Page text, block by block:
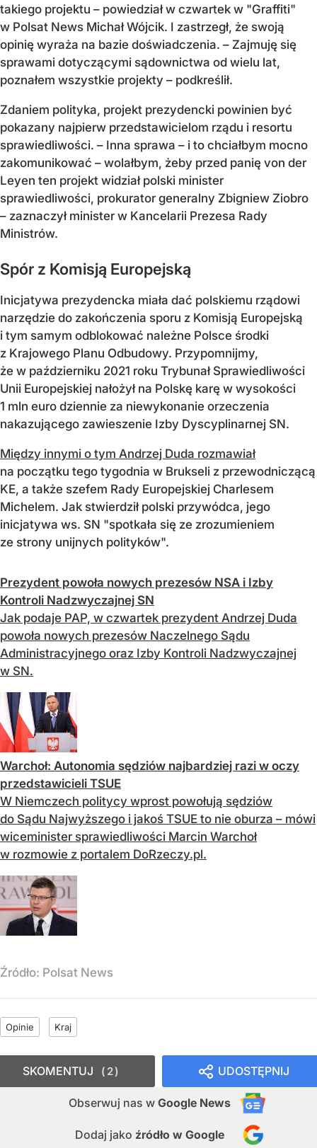
takiego projektu – powiedział w czwartek w "Graffiti"
w Polsat News Michał Wójcik. I zastrzegł, że swoją
opinię wyraża na bazie doświadczenia. – Zajmuję się
sprawami dotyczącymi sądownictwa od wielu lat,
poznałem wszystkie projekty – podkreślił.
Zdaniem polityka, projekt prezydencki powinien być
pokazany najpierw przedstawicielom rządu i resortu
sprawiedliwości. – Inna sprawa – i to chciałbym mocno
zakomunikować – wolałbym, żeby przed panię von der
Leyen ten projekt widział polski minister
sprawiedliwości, prokurator generalny Zbigniew Ziobro
– zaznaczył minister w Kancelarii Prezesa Rady
Ministrów.
Spór z Komisją Europejską
Inicjatywa prezydencka miała dać polskiemu rządowi
narzędzie do zakończenia sporu z Komisją Europejską
i tym samym odblokować należne Polsce środki
z Krajowego Planu Odbudowy. Przypomnijmy,
że w październiku 2021 roku Trybunał Sprawiedliwości
Unii Europejskiej nałożył na Polskę karę w wysokości
1 mln euro dziennie za niewykonanie orzeczenia
nakazującego zawieszenie Izby Dyscyplinarnej SN.
Między innymi o tym Andrzej Duda rozmawiał
na początku tego tygodnia w Brukseli z przewodniczącą
KE, a także szefem Rady Europejskiej Charlesem
Michelem. Jak stwierdził polski przywódca, jego
inicjatywa ws. SN "spotkała się ze zrozumieniem
ze strony unijnych polityków".
Prezydent powoła nowych prezesów NSA i Izby
Kontroli Nadzwyczajnej SN
Jak podaje PAP, w czwartek prezydent Andrzej Duda
powoła nowych prezesów Naczelnego Sądu
Administracyjnego oraz Izby Kontroli Nadzwyczajnej
w SN.
Warchoł: Autonomia sędziów najbardziej razi w oczy
przedstawicieli TSUE
W Niemczech politycy wprost powołują sędziów
do Sądu Najwyższego i jakoś TSUE to nie oburza – mówi
wiceminister sprawiedliwości Marcin Warchoł
w rozmowie z portalem DoRzeczy.pl.
Źródło: Polsat News
Opinie Kraj
UDOSTĘPNIJ
Obserwuj nas w Google News
Dodaj jako źródło w Google
SKOMENTUJ 2